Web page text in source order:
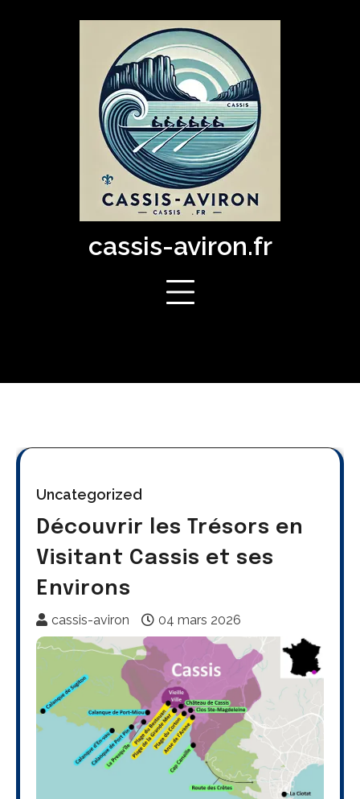
cassis-aviron.fr
Uncategorized
Découvrir les Trésors en
Visitant Cassis et ses
Environs
cassis-aviron 04 mars 2026